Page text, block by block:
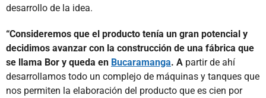
desarrollo de la idea.
“Consideremos que el producto tenía un gran potencial y
decidimos avanzar con la construcción de una fábrica que
se llama Bor y queda en Bucaramanga. A partir de ahí
desarrollamos todo un complejo de máquinas y tanques que
nos permiten la elaboración del producto que es cien por